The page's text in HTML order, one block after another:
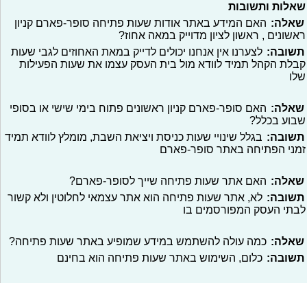
שאלות ותשובות
שאלה: האם המידע באתר אודות שעות פתיחה סופר-פארם קניון
ראשונים , ראשון לציון מדוייק במאה אחוז?
תשובה: לצערנו אין אנחנו יכולים לדייק במאת האחוזים לגבי שעות
קבלת הקהל תמיד לוודא מול בית העסק עצמו את שעות הפעילות
שלו
שאלה: האם סופר-פארם קניון ראשונים פתוח בימי שישי או בסופי
שבוע בכלל?
תשובה: בגלל שינויי שעות כניסת ויציאת השבת, מומלץ לוודא תמיד
זמני הפתיחה באתר סופר-פארם
שאלה: האם אתר שעות פתיחה שייך לסופר-פארם?
תשובה: לא, אתר שעות פתיחה הוא אתר עצמאי לחלוטין ולא קשור
לבתי העסק המפורסמים בו
שאלה: כמה עולה להשתמש במידע שמופיע באתר שעות פתיחה?
תשובה: כלום, השימוש באתר שעות פתיחה הוא בחינם